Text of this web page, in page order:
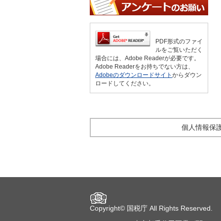
PDF形式のファイ
ルをご覧いただく
場合には、Adobe Readerが必要です。
Adobe Readerをお持ちでない方は、
Adobeのダウンロードサイト からダウン
ロードしてください。
個人情報保
Copyright© 国税庁 All Rights Reserved.